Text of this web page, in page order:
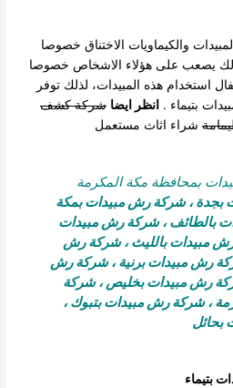
والكيماويات الاختناق خصوصا
يصعب على هؤلاء الاشخاص خصوصا
استخدام هذه المبيدات، لذلك توفر
بتيماء . انظر ايضا شركة كشف
شراء اثاث مستعمل
بمحافظة مكة المكرمة
بجدة،شركة رش مبيدات بمكة
بالطائف،شركة رش مبيدات
مبيدات بالليث،شركة رش
رش مبيدات برنية،شركة رش
رش مبيدات بخليص،شركة
،شركة رش مبيدات بتبوك،
بحائل
بتيماء